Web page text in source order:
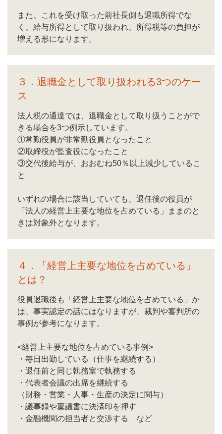
また、これを受け取った前社長側も退職所得でな
く、給与所得として取り扱われ、所得税等の負担が
増える形になります。
３．退職金として取り扱われる3つのケー
ス
法人税の通達では、退職金として取り扱うことがで
きる場合を3つ例示しています。
①常勤役員が非常勤役員となったこと
②取締役が監査役になったこと
③交代後給与が、おおむね50％以上減少しているこ
と
いずれの場合に該当していても、退任後の役員が
「法人の経営上主要な地位を占めている」ままのと
きは対象外となります。
４．「経営上主要な地位を占めている」
とは？
役員退職後も「経営上主要な地位を占めている」か
は、事実認定の話にはなりますが、裁判や審判所の
事例が参考になります。
<経営上主要な地位を占めている事例>
・毎日出勤している（仕事を継続する）
・退任前と同じ執務室で執務する
・代表者会議の出席を継続する
（財務・営業・人事・生産の決定に関与）
・議事録や稟議書に決済印を押す
・金融機関の担当者と交渉する など